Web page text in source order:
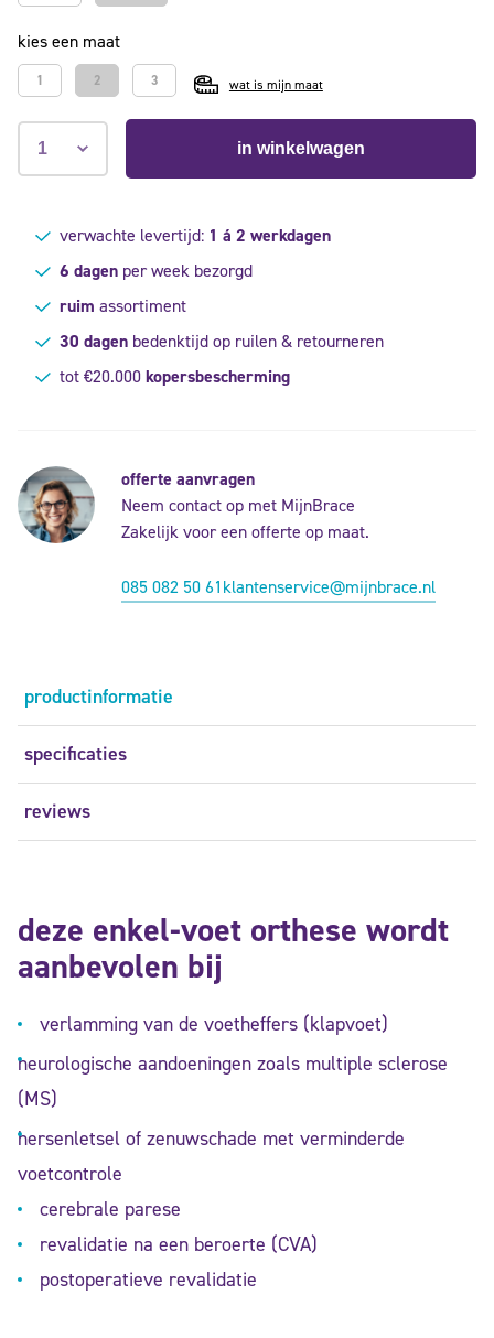
kies een maat
1 2 3 wat is mijn maat
in winkelwagen
verwachte levertijd: 1 á 2 werkdagen
6 dagenper week bezorgd
ruim assortiment
30 dagenbedenktijd op ruilen & retourneren
tot €20.000kopersbescherming
offerte aanvragen
Neem contact op met MijnBrace
Zakelijk voor een offerte op maat.
085 082 50 61klantenservice@mijnbrace.nl
productinformatie
specificaties
reviews
deze enkel-voet orthese wordt
aanbevolen bij
verlamming van de voetheffers (klapvoet)
neurologische aandoeningen zoals multiple sclerose
(MS)
hersenletsel of zenuwschade met verminderde
voetcontrole
cerebrale parese
revalidatie na een beroerte (CVA)
postoperatieve revalidatie